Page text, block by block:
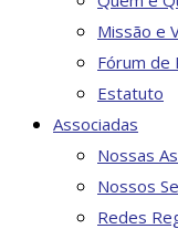
Missão e
Fórum de
Estatuto
Associadas
Nossas
Nossos
Redes